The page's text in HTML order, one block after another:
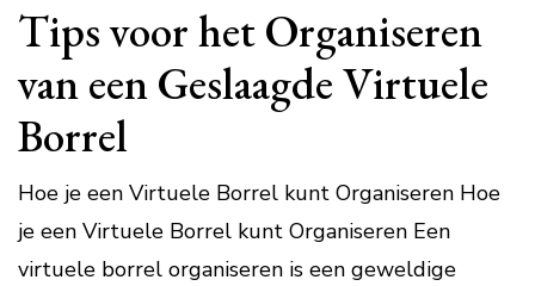
Tips voor het Organiseren
van een Geslaagde Virtuele
Borrel
Hoe je een Virtuele Borrel kunt Organiseren Hoe
je een Virtuele Borrel kunt Organiseren Een
virtuele borrel organiseren is een geweldige